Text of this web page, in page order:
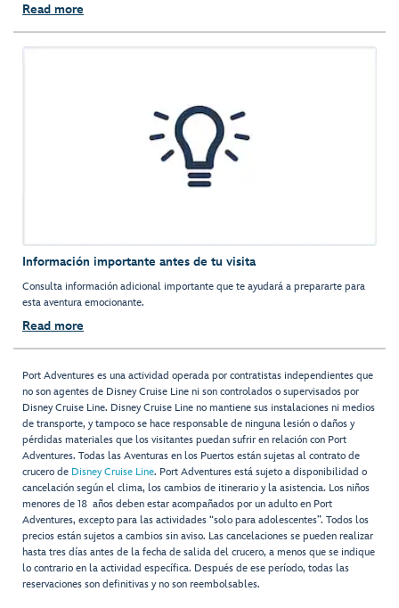
Read more
Información importante antes de tu visita
Consulta información adicional importante que te ayudará a prepararte para
esta aventura emocionante.
Read more
Port Adventures es una actividad operada por contratistas independientes que
no son agentes de Disney Cruise Line ni son controlados o supervisados por
Disney Cruise Line. Disney Cruise Line no mantiene sus instalaciones ni medios
de transporte, y tampoco se hace responsable de ninguna lesión o daños y
pérdidas materiales que los visitantes puedan sufrir en relación con Port
Adventures. Todas las Aventuras en los Puertos están sujetas al contrato de
crucero de Disney Cruise Line. Port Adventures está sujeto a disponibilidad o
cancelación según el clima, los cambios de itinerario y la asistencia. Los niños
menores de 18 años deben estar acompañados por un adulto en Port
Adventures, excepto para las actividades “solo para adolescentes”. Todos los
precios están sujetos a cambios sin aviso. Las cancelaciones se pueden realizar
hasta tres días antes de la fecha de salida del crucero, a menos que se indique
lo contrario en la actividad específica. Después de ese período, todas las
reservaciones son definitivas y no son reembolsables.